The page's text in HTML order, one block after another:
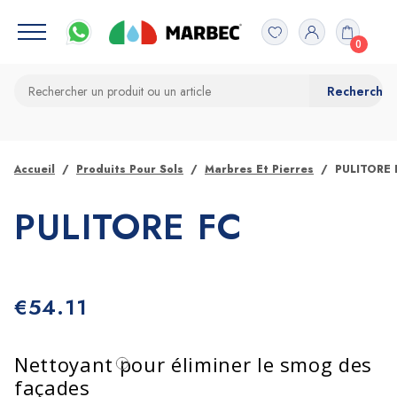
0
Accueil Produits Pour Sols Marbres Et Pierres PULITORE
PULITORE FC
€54.11
Nettoyant pour éliminer le smog des
façades